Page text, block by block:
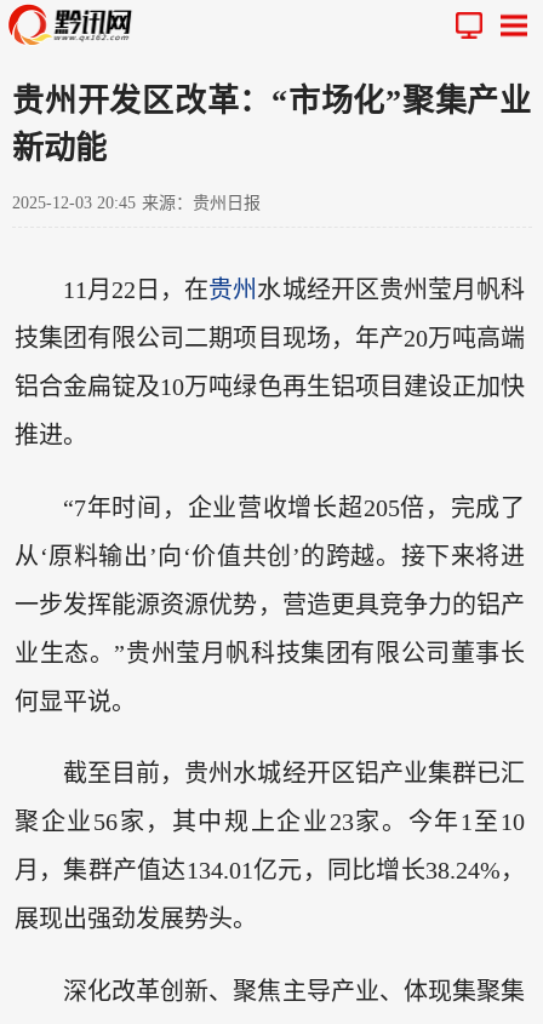
贵州开发区改革：“市场化”聚集产业
新动能
2025-12-03 20:45 来源：贵州日报
11月22日，在贵州 水城经开区贵州莹月帆科
技集团有限公司二期项目现场，年产20万吨高端
铝合金扁锭及10万吨绿色再生铝项目建设正加快
推进。
“7年时间，企业营收增长超205倍，完成了
从‘原料输出’向‘价值共创’的跨越。接下来将进
一步发挥能源资源优势，营造更具竞争力的铝产
业生态。”贵州莹月帆科技集团有限公司董事长
何显平说。
截至目前，贵州水城经开区铝产业集群已汇
聚企业56家，其中规上企业23家。今年1至10
月，集群产值达134.01亿元，同比增长38.24%，
展现出强劲发展势头。
深化改革创新、聚焦主导产业、体现集聚集